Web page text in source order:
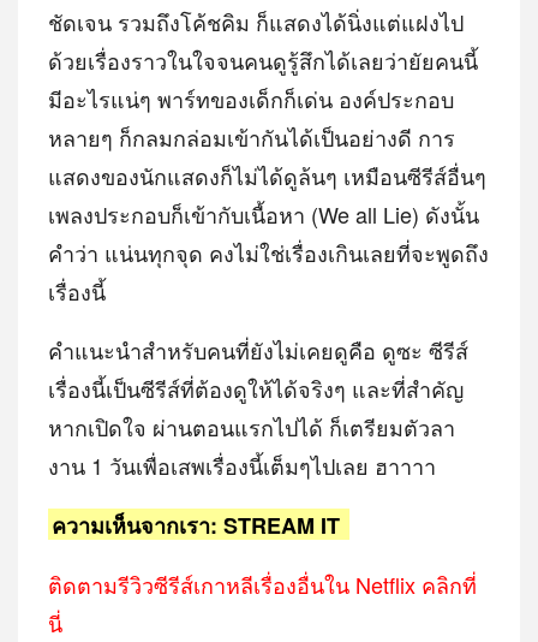
ชัดเจน​ รวมถึงโค้ชคิม​ ก็แสดงได้นิ่ง​แต่แฝงไป
ด้วยเรื่องราวในใจจนคนดูรู้สึกได้เลยว่ายัยคนนี้
มีอะไรแน่ๆ​ พาร์ทของเด็กก็เด่น องค์ประกอบ
หลายๆ ก็กลมกล่อมเข้ากันได้เป็นอย่างดี การ
แสดงของนักแสดงก็ไม่ได้ดูล้นๆ เหมือนซีรีส์อื่นๆ
เพลงประกอบก็เข้ากับเนื้อหา (We all Lie) ดังนั้น
คำว่า แน่นทุกจุด คงไม่ใช่เรื่องเกินเลยที่จะพูดถึง
เรื่องนี้
คำแนะนำสำหรับคนที่ยังไม่เคยดูคือ ดูซะ ซีรีส์
เรื่องนี้เป็นซีรีส์ที่ต้องดูให้ได้จริงๆ และที่สำคัญ
หากเปิดใจ ผ่านตอนแรกไปได้ ก็เตรียมตัวลา
งาน 1 วันเพื่อเสพเรื่องนี้เต็มๆไปเลย ฮาาาา
ความเห็นจากเรา: STREAM IT
ติดตามรีวิวซีรีส์เกาหลีเรื่องอื่นใน Netflix คลิกที่
นี่